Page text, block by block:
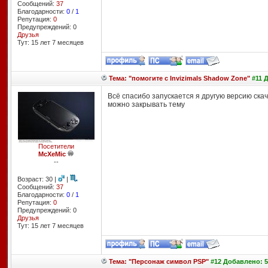
Сообщений: 37
Благодарности: 0/ 1
Репутация: 0
Предупреждений: 0
Друзья
Тут: 15 лет 7 месяцев
Тема: "помогите с Invizimals Shadow Zone"#11
Посетители
McXeMic
--
Возраст: 30 |
|
Сообщений: 37
Благодарности: 0/ 1
Репутация: 0
Предупреждений: 0
Друзья
Тут: 15 лет 7 месяцев
Всё спасибо запускается я другую версию
можно закрывать тему
Тема: "Персонаж символ PSP"#12 Добавлено: